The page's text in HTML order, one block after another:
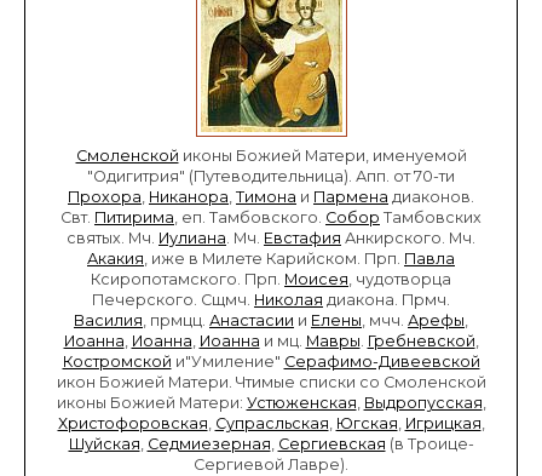
Смоленской иконы Божией Матери, именуемой
"Одигитрия" (Путеводительница). Апп. от 70-ти
Прохора, Никанора, Тимона и Пармена диаконов.
Свт. Питирима, еп. Тамбовского. Собор Тамбовских
святых. Мч. Иулиана. Мч. Евстафия Анкирского. Мч.
Акакия, иже в Милете Карийском. Прп. Павла
Ксиропотамского. Прп. Моисея, чудотворца
Печерского. Сщмч. Николая диакона. Прмч.
Василия, прмцц. Анастасии и Елены, мчч. Арефы,
Иоанна, Иоанна, Иоанна и мц. Мавры. Гребневской,
Костромской и"Умиление" Серафимо-Дивеевской
икон Божией Матери. Чтимые списки со Смоленской
иконы Божией Матери: Устюженская, Выдропусская,
Христофоровская, Супрасльская, Югская, Игрицкая,
Шуйская, Седмиезерная, Сергиевская (в Троице-
Сергиевой Лавре).